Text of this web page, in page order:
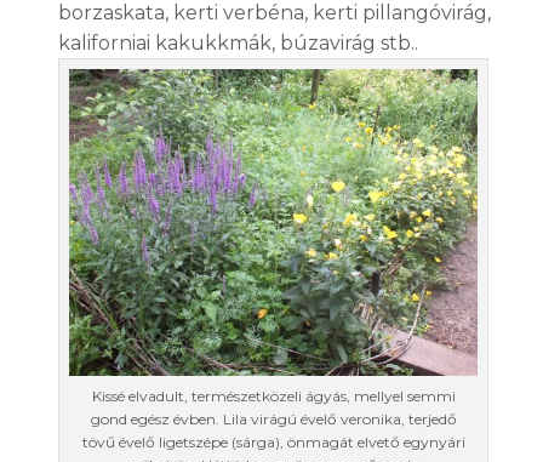
borzaskata, kerti verbéna, kerti pillangóvirág,
kaliforniai kakukkmák, búzavirág stb..
Kissé elvadult, természetközeli ágyás, mellyel semmi
gond egész évben. Lila virágú évelő veronika, terjedő
tövű évelő ligetszépe (sárga), önmagát elvető egynyári